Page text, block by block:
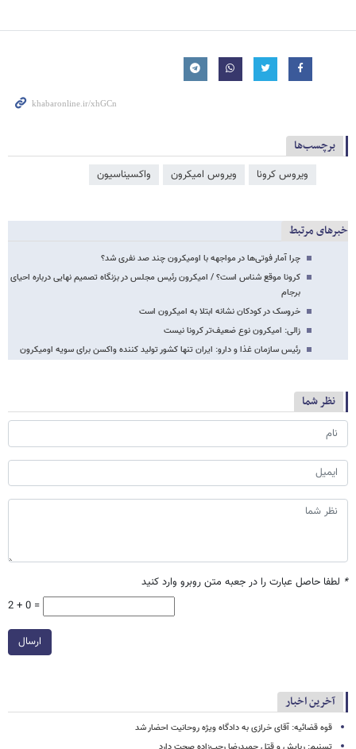
برچسب‌ها
ویروس کرونا ویروس امیکرون واکسیناسیون
خبرهای مرتبط
چرا آمار فوتی‌ها در مواجهه با اومیکرون چند صد نفری شد؟
کرونا موقع شناس است؟ / امیکرون رئیس مجلس در بزنگاه تصمیم نهایی درباره احیای
برجام
خروسک در کودکان نشانه ابتلا به امیکرون است
زالی: امیکرون نوع ضعیف‌تر کرونا نیست
رئیس سازمان غذا و دارو: ایران تنها کشور تولید کننده واکسن برای سویه اومیکرون
نظر شما
* لطفا حاصل عبارت را در جعبه متن روبرو وارد کنید
2 + 0 =
ارسال
آخرین اخبار
قوه قضائیه: آقای خرازی به دادگاه ویژه روحانیت احضار شد